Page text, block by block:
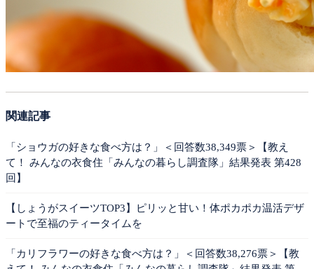
関連記事
「ショウガの好きな食べ方は？」＜回答数38,349票＞【教え
て！ みんなの衣食住「みんなの暮らし調査隊」結果発表 第428
回】
【しょうがスイーツTOP3】ピリッと甘い！体ポカポカ温活デザ
ートで至福のティータイムを
「カリフラワーの好きな食べ方は？」＜回答数38,276票＞【教